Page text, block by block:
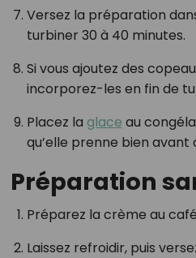
Versez la préparation
turbiner 30 à 40 minutes.
Si vous ajoutez des
incorporez-les en fin de
Placez la glace au
qu’elle prenne bien avant
Préparation
Préparez la crème au
Laissez refroidir, puis